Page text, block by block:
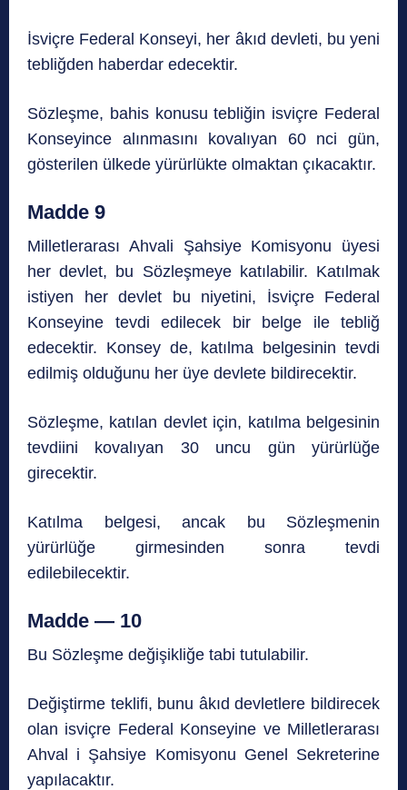
İsviçre Federal Konseyi, her âkıd devleti, bu yeni
tebliğden haberdar edecektir.
Sözleşme, bahis konusu tebliğin isviçre Federal
Konseyince alınmasını kovalıyan 60 nci gün,
gösterilen ülkede yürürlükte olmaktan çıkacaktır.
Madde 9
Milletlerarası Ahvali Şahsiye Komisyonu üyesi
her devlet, bu Sözleşmeye katılabilir. Katılmak
istiyen her devlet bu niyetini, İsviçre Federal
Konseyine tevdi edilecek bir belge ile tebliğ
edecektir. Konsey de, katılma belgesinin tevdi
edilmiş olduğunu her üye devlete bildirecektir.
Sözleşme, katılan devlet için, katılma belgesinin
tevdiini kovalıyan 30 uncu gün yürürlüğe
girecektir.
Katılma belgesi, ancak bu Sözleşmenin
yürürlüğe girmesinden sonra tevdi
edilebilecektir.
Madde — 10
Bu Sözleşme değişikliğe tabi tutulabilir.
Değiştirme teklifi, bunu âkıd devletlere bildirecek
olan isviçre Federal Konseyine ve Milletlerarası
Ahval i Şahsiye Komisyonu Genel Sekreterine
yapılacaktır.